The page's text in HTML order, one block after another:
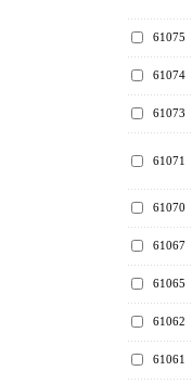
61075
61074
61073
61071
61070
61067
61065
61062
61061